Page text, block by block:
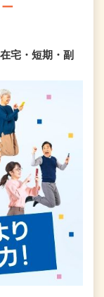
宅・短期・副